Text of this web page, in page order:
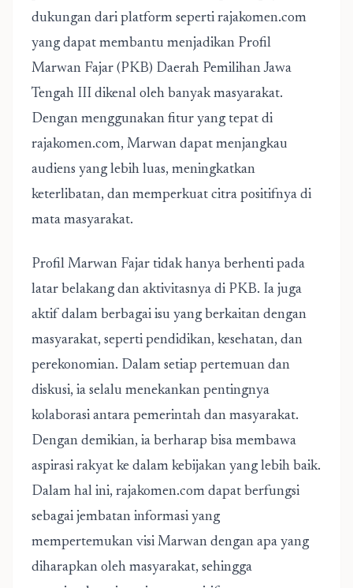
dukungan dari platform seperti rajakomen.com
yang dapat membantu menjadikan Profil
Marwan Fajar (PKB) Daerah Pemilihan Jawa
Tengah III dikenal oleh banyak masyarakat.
Dengan menggunakan fitur yang tepat di
rajakomen.com, Marwan dapat menjangkau
audiens yang lebih luas, meningkatkan
keterlibatan, dan memperkuat citra positifnya di
mata masyarakat.
Profil Marwan Fajar tidak hanya berhenti pada
latar belakang dan aktivitasnya di PKB. Ia juga
aktif dalam berbagai isu yang berkaitan dengan
masyarakat, seperti pendidikan, kesehatan, dan
perekonomian. Dalam setiap pertemuan dan
diskusi, ia selalu menekankan pentingnya
kolaborasi antara pemerintah dan masyarakat.
Dengan demikian, ia berharap bisa membawa
aspirasi rakyat ke dalam kebijakan yang lebih baik.
Dalam hal ini, rajakomen.com dapat berfungsi
sebagai jembatan informasi yang
mempertemukan visi Marwan dengan apa yang
diharapkan oleh masyarakat, sehingga